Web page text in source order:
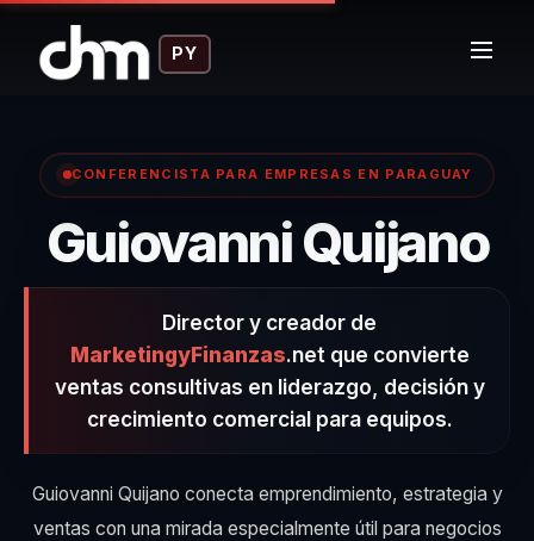
PY
CONFERENCISTA PARA EMPRESAS EN PARAGUAY
Guiovanni Quijano–
Director y creador de
MarketingyFinanzas.net que convierte
ventas consultivas en liderazgo, decisión y
crecimiento comercial para equipos.
Guiovanni Quijano conecta emprendimiento, estrategia y
ventas con una mirada especialmente útil para negocios